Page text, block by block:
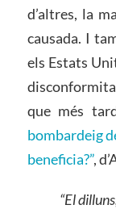
d’altres, la
causada. I
els Estats
que més
bombardeig
beneficia?”,
“El